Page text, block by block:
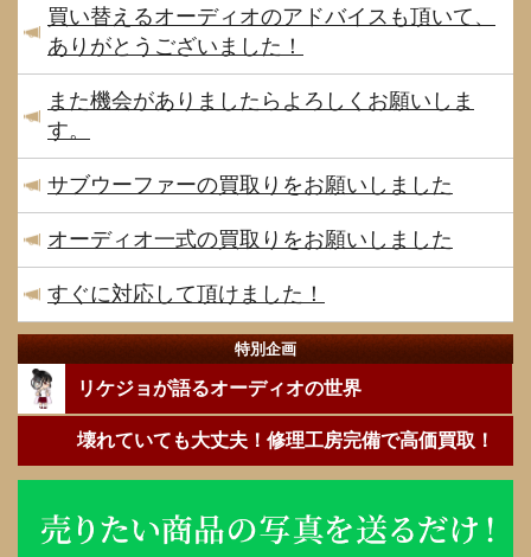
買い替えるオーディオのアドバイスも頂いて、
ありがとうございました！
また機会がありましたらよろしくお願いしま
す。
サブウーファーの買取りをお願いしました
オーディオ一式の買取りをお願いしました
すぐに対応して頂けました！
特別企画
リケジョが語るオーディオの世界
壊れていても大丈夫！修理工房完備で高価買取！